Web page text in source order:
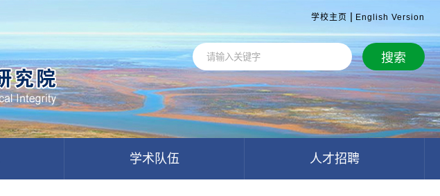
学校主页 | English Version
学术队伍 人才招聘